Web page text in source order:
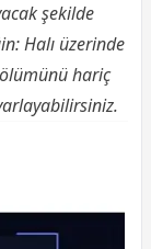
şekilde
Halı üzerinde
hariç